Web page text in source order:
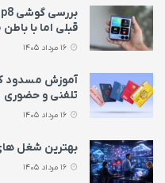
قبلی اما با
آموزش مسدود
تلفنی و حضوری
بهترین شغل